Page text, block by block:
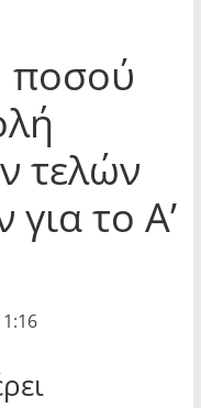
ποσού
τελών
το Α’